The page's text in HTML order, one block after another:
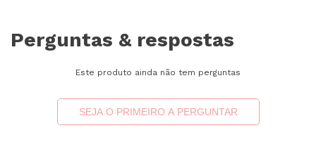
Perguntas & respostas
Este produto ainda não tem perguntas
SEJA O PRIMEIRO A PERGUNTAR